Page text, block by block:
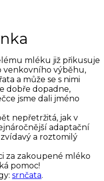
mléku již přikusuje
venkovního výběhu,
a může se s nimi
dobře dopadne,
jsme dali jméno
nepřetržitá, jak v
adaptační
a roztomilý
za zakoupené mléko
pomoc!
srnčata.